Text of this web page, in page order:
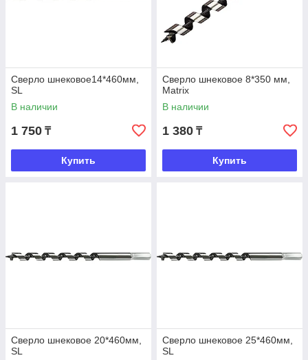
Сверло шнековое14*460мм,
SL
В наличии
1 750 ₸
Купить
Сверло шнековое 8*350 мм,
Matrix
В наличии
1 380 ₸
Купить
Сверло шнековое 20*460мм,
SL
Сверло шнековое 25*460мм,
SL